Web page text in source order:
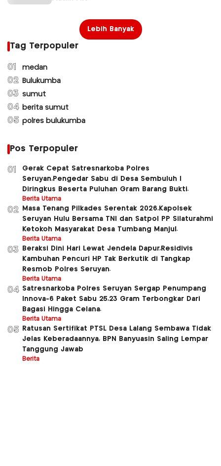
Lebih Banyak
Tag Terpopuler
01 medan
02 Bulukumba
03 sumut
04 berita sumut
05 polres bulukumba
Pos Terpopuler
01
Gerak Cepat Satresnarkoba Polres
Seruyan,Pengedar Sabu di Desa Sembuluh l
Diringkus Beserta Puluhan Gram Barang Bukti.
Berita Utama
02
Masa Tenang Pilkades Serentak 2026,Kapolsek
Seruyan Hulu Bersama TNI dan Satpol PP Silaturahmi
Ketokoh Masyarakat Desa Tumbang Manjul.
Berita Utama
03
Beraksi Dini Hari Lewat Jendela Dapur,Residivis
Kambuhan Pencuri HP Tak Berkutik di Tangkap
Resmob Polres Seruyan.
Berita Utama
04 Satresnarkoba Polres Seruyan Sergap Penumpang
Innova-6 Paket Sabu 25,23 Gram Terbongkar Dari
Bagasi Hingga Celana.
Berita Utama
05
Ratusan Sertifikat PTSL Desa Lalang Sembawa Tidak
Jelas Keberadaannya, BPN Banyuasin Saling Lempar
Tanggung Jawab
Berita